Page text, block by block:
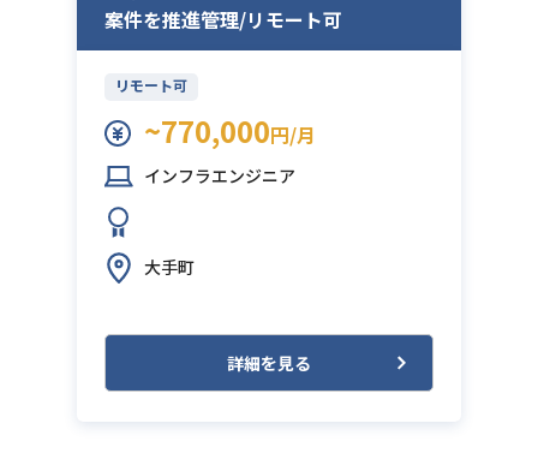
案件を推進管理/リモート可
リモート可
~770,000円/月
インフラエンジニア
大手町
詳細を見る